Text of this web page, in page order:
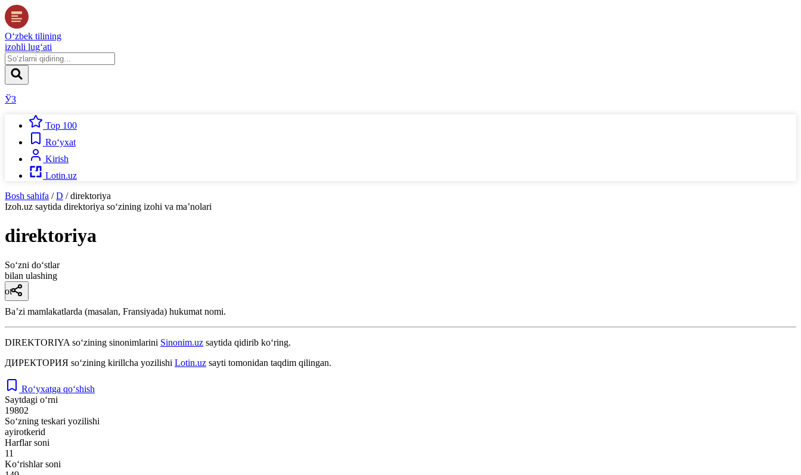
O‘zbek tilining
izohli lug‘ati
ЎЗ
Top 100
Ro‘yxat
Kirish
Lotin.uz
Bosh sahifa / D / direktoriya
Izoh.uz saytida direktoriya so‘zining izohi va ma’nolari
direktoriya
So‘zni do‘stlar
bilan ulashing
ot
Baʼzi mamlakatlarda (masalan, Fransiyada) hukumat nomi.
DIREKTORIYA so‘zining sinonimlarini Sinonim.uz saytida qidirib ko‘ring.
ДИРЕКТОРИЯ so‘zining kirillcha yozilishi Lotin.uz sayti tomonidan taqdim qilingan.
Ro‘yxatga qo‘shish
Saytdagi o‘rni
19802
So‘zning teskari yozilishi
ayirotkerid
Harflar soni
11
Ko‘rishlar soni